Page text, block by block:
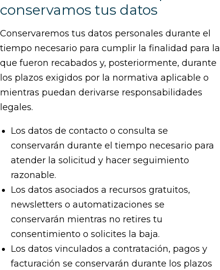
conservamos tus datos
Conservaremos tus datos personales durante el
tiempo necesario para cumplir la finalidad para la
que fueron recabados y, posteriormente, durante
los plazos exigidos por la normativa aplicable o
mientras puedan derivarse responsabilidades
legales.
Los datos de contacto o consulta se
conservarán durante el tiempo necesario para
atender la solicitud y hacer seguimiento
razonable.
Los datos asociados a recursos gratuitos,
newsletters o automatizaciones se
conservarán mientras no retires tu
consentimiento o solicites la baja.
Los datos vinculados a contratación, pagos y
facturación se conservarán durante los plazos